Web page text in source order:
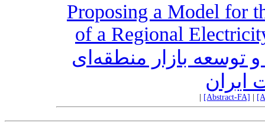
Proposing a Model for
of a Regional
توسعه بازار منطقه‌ای
ایران
[Abstract-FA]